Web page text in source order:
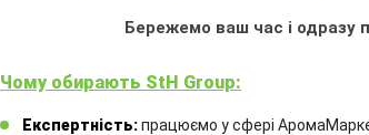
Інші
Бережемо ваш час і одразу
Чому обирають StH Group:
Експертність:працюємо у сфері